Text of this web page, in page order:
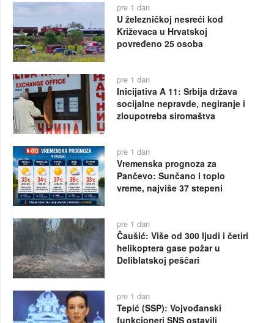
pre 1 dan
U železničkoj nesreći kod
Križevaca u Hrvatskoj
povređeno 25 osoba
pre 1 dan
Inicijativa A 11: Srbija država
socijalne nepravde, negiranje i
zloupotreba siromaštva
pre 1 dan
Vremenska prognoza za
Pančevo: Sunčano i toplo
vreme, najviše 37 stepeni
pre 1 dan
Čaušić: Više od 300 ljudi i četiri
helikoptera gase požar u
Deliblatskoj peščari
pre 1 dan
Tepić (SSP): Vojvođanski
funkcioneri SNS ostavili